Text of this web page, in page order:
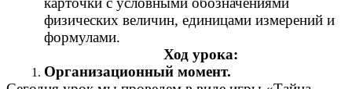
физических величин, единицами измерений и
формулами.
Ход урока:
Организационный момент.